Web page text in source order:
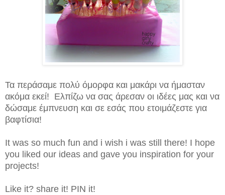
Τα περάσαμε πολύ όμορφα και μακάρι να ήμασταν
ακόμα εκεί! Ελπίζω να σας άρεσαν οι ιδέες μας και να
δώσαμε έμπνευση και σε εσάς που ετοιμάζεστε για
βαφτίσια!
It was so much fun and i wish i was still there! I hope
you liked our ideas and gave you inspiration for your
projects!
Like it? share it! PIN it!